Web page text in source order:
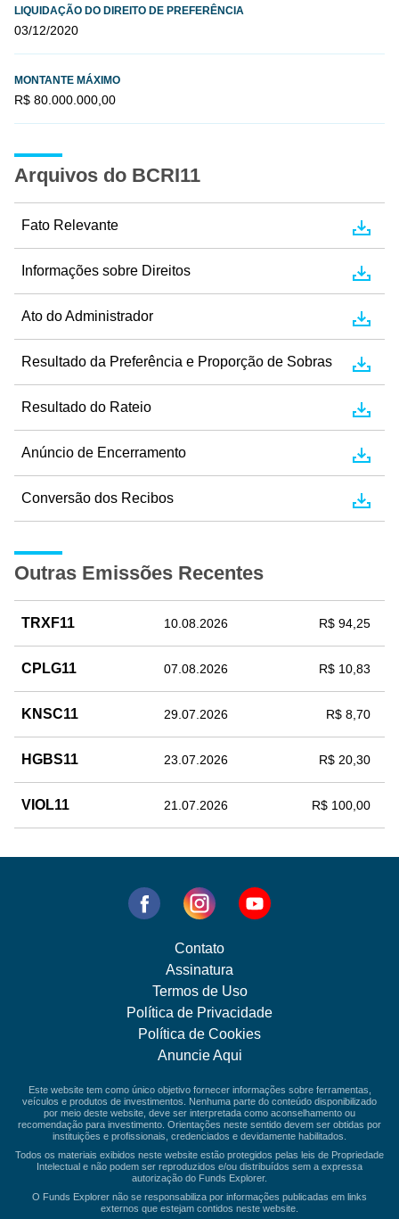
LIQUIDAÇÃO DO DIREITO DE PREFERÊNCIA
03/12/2020
MONTANTE MÁXIMO
R$ 80.000.000,00
Arquivos do BCRI11
Fato Relevante
Informações sobre Direitos
Ato do Administrador
Resultado da Preferência e Proporção de Sobras
Resultado do Rateio
Anúncio de Encerramento
Conversão dos Recibos
Outras Emissões Recentes
TRXF11 10.08.2026 R$ 94,25
CPLG11 07.08.2026 R$ 10,83
KNSC11 29.07.2026 R$ 8,70
HGBS11 23.07.2026 R$ 20,30
VIOL11 21.07.2026 R$ 100,00
Contato
Assinatura
Termos de Uso
Política de Privacidade
Política de Cookies
Anuncie Aqui
Este website tem como único objetivo fornecer informações sobre ferramentas,
veículos e produtos de investimentos. Nenhuma parte do conteúdo disponibilizado
por meio deste website, deve ser interpretada como aconselhamento ou
recomendação para investimento. Orientações neste sentido devem ser obtidas por
instituições e profissionais, credenciados e devidamente habilitados.
Todos os materiais exibidos neste website estão protegidos pelas leis de Propriedade
Intelectual e não podem ser reproduzidos e/ou distribuídos sem a expressa
autorização do Funds Explorer.
O Funds Explorer não se responsabiliza por informações publicadas em links
externos que estejam contidos neste website.